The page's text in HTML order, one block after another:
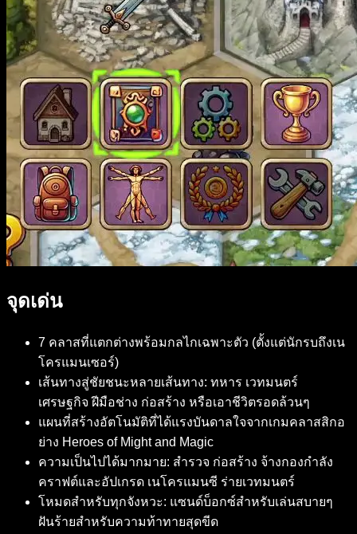
จุดเด่น
7 คลาสที่แตกต่างพร้อมกลไกเฉพาะตัว (ตั้งแต่นักรบถึงเน
โครแมนเซอร์)
เส้นทางสู่ชัยชนะหลายเส้นทาง: ทหาร เวทมนตร์
เศรษฐกิจ ฝีมือช่าง ก่อสร้าง หรือเอาชีวิตรอดล้วนๆ
แผนที่สร้างอัตโนมัติที่ได้แรงบันดาลใจจากเกมคลาสสิกอ
ย่าง Heroes of Might and Magic
ความเป็นไปได้มากมาย: สำรวจ ก่อสร้าง จ้างกองกำลัง
คราฟต์และอัปเกรด เนโครแมนซี ร่ายเวทมนตร์
โหมดสำหรับทุกจังหวะ: แซนด์บ็อกซ์สำหรับเล่นสบายๆ
ฝันร้ายสำหรับความท้าทายสุดขีด